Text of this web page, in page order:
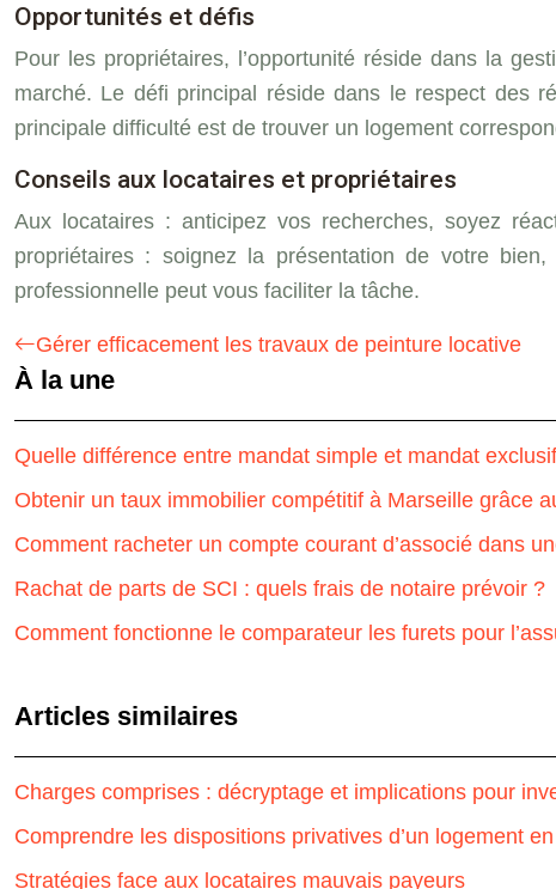
Opportunités et défis
Pour les propriétaires, l’opportunité réside dans la
marché. Le défi principal réside dans le respect des
principale difficulté est de trouver un logement
Conseils aux locataires et propriétaires
Aux locataires : anticipez vos recherches, soyez
propriétaires : soignez la présentation de votre
professionnelle peut vous faciliter la tâche.
Gérer efficacement les travaux de peinture locative
À la une
Quelle différence entre mandat simple et mandat
Obtenir un taux immobilier compétitif à Marseille grâce
Comment racheter un compte courant d’associé dans
Rachat de parts de SCI : quels frais de notaire prévoir ?
Comment fonctionne le comparateur les furets pour
Articles similaires
Charges comprises : décryptage et implications pour
Comprendre les dispositions privatives d’un logement
Stratégies face aux locataires mauvais payeurs